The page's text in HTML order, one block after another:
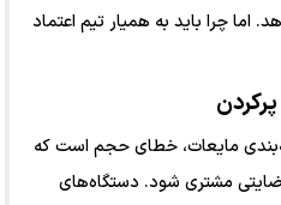
اما چرا باید به همیار تیم اعتماد
مایعات، خطای حجم است که
مشتری شود. دستگاه‌های